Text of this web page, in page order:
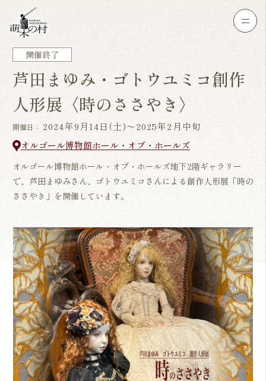
開催終了
芦田まゆみ・ゴトウユミコ創作
人形展〈時のささやき〉
開催日： 2024年9月14日(土)～2025年2月中旬
オルゴール博物館ホール・オブ・ホールズ
オルゴール博物館ホール・オブ・ホールズ地下2階ギャラリー
で、芦田まゆみさん、ゴトウユミコさんによる創作人形展「時の
ささやき」を開催しています。